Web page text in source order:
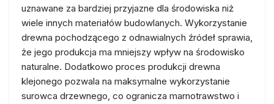
uznawane za bardziej przyjazne dla środowiska niż
wiele innych materiałów budowlanych. Wykorzystanie
drewna pochodzącego z odnawialnych źródeł sprawia,
że jego produkcja ma mniejszy wpływ na środowisko
naturalne. Dodatkowo proces produkcji drewna
klejonego pozwala na maksymalne wykorzystanie
surowca drzewnego, co ogranicza marnotrawstwo i